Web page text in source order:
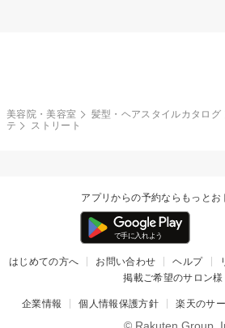
美容院・美容室 髪型・ヘアスタイルカタログ
テ
ストリート
アプリからの予約ならもっとお
はじめての方へ お問い合わせ ヘルプ
掲載ご希望のサロン様
企業情報 個人情報保護方針 楽天のサ